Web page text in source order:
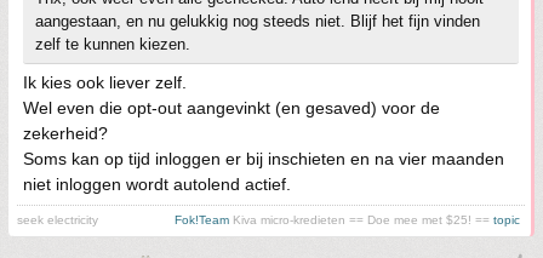
aangestaan, en nu gelukkig nog steeds niet. Blijf het fijn vinden
zelf te kunnen kiezen.
Ik kies ook liever zelf.
Wel even die opt-out aangevinkt (en gesaved) voor de
zekerheid?
Soms kan op tijd inloggen er bij inschieten en na vier maanden
niet inloggen wordt autolend actief.
seek electricity Fok!Team Kiva micro-kredieten == Doe mee met $25! == topic